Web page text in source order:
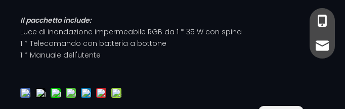
Il pacchetto include:
Luce di inondazione impermeabile RGB da 1 * 35 W con spina
1 * Telecomando con batteria a bottone
1 * Manuale dell'utente
+86-
+86-